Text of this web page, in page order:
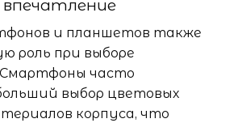
впечатление
и планшетов также
роль при выборе
часто
выбор цветовых
корпуса, что